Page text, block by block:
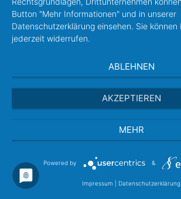
Button "Mehr Informationen" und in unserer
Datenschutzerklärung einsehen. Sie können
jederzeit widerrufen.
ABLEHNEN
AKZEPTIEREN
MEHR
Powered by &
Impressum Datenschutzerklärung